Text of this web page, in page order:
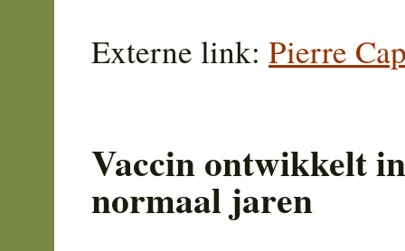
Externe link: Pierre
Vaccin ontwikkelt
normaal jaren